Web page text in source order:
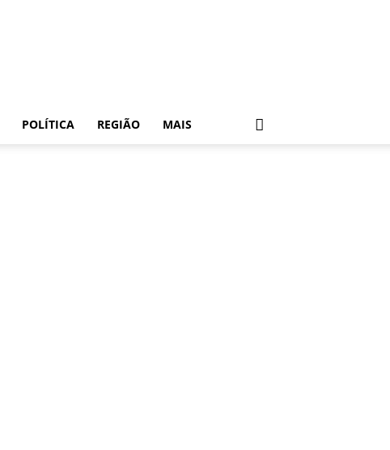
POLÍTICA REGIÃO MAIS